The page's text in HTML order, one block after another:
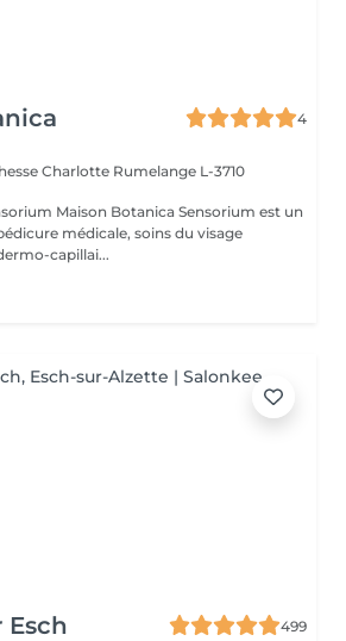
4
Charlotte Rumelange L-3710
est un
médicale, soins du visage
capillai...
Esch
499